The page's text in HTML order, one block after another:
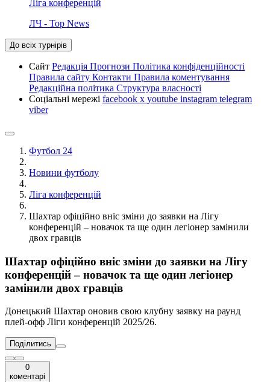
Ліга конференцій
ЛЧ - Top News
До всіх турнірів
Сайт Редакція Прогнози Політика конфіденційності
Правила сайту Контакти Правила коментування
Редакційна політика Структура власності
Соціальні мережі facebook x youtube instagram telegram
viber
Футбол 24
Новини футболу
Ліга конференцій
Шахтар офіційно вніс зміни до заявки на Лігу
конференцій – новачок та ще один легіонер замінили
двох гравців
Шахтар офіційно вніс зміни до заявки на Лігу
конференцій – новачок та ще один легіонер
замінили двох гравців
Донецький Шахтар оновив свою клубну заявку на раунд
плей-офф Ліги конференцій 2025/26.
Поділитись
0
коментарі